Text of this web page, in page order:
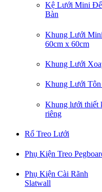
Kệ Lưới Mini Để
Bàn
Khung Lưới Mini
60cm x 60cm
Khung Lưới
Khung Lưới
Khung lưới thiết
riêng
Rổ Treo Lưới
Phụ Kiện Treo
Phụ Kiện Cài Rãnh
Slatwall